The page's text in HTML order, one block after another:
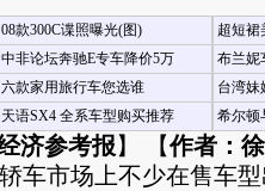
08款300C谍照曝光(图)
中非论坛奔驰E专车降价5万
六款家用旅行车您选谁
天语SX4 全系车型购买推荐
超短裙
布兰妮
台湾妹
希尔顿
济参考报 】 【作者：
市场上不少在售车型